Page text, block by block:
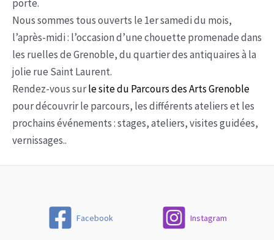
porte.
Nous sommes tous ouverts le 1er samedi du mois,
l’après-midi : l’occasion d’une chouette promenade dans
les ruelles de Grenoble, du quartier des antiquaires à la
jolie rue Saint Laurent.
Rendez-vous surle site du Parcours des Arts Grenoble
pour découvrir le parcours, les différents ateliers et les
prochains événements : stages, ateliers, visites guidées,
vernissages..
Facebook Instagram